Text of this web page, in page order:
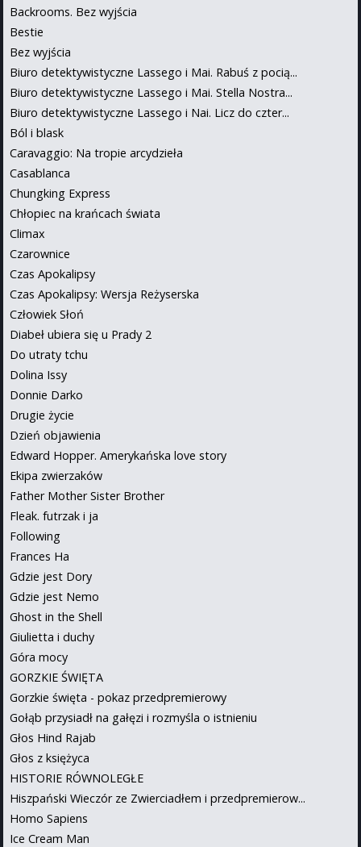
Backrooms. Bez wyjścia
Bestie
Bez wyjścia
Biuro detektywistyczne Lassego i Mai. Rabuś z pocią...
Biuro detektywistyczne Lassego i Mai. Stella Nostra...
Biuro detektywistyczne Lassego i Nai. Licz do czter...
Ból i blask
Caravaggio: Na tropie arcydzieła
Casablanca
Chungking Express
Chłopiec na krańcach świata
Climax
Czarownice
Czas Apokalipsy
Czas Apokalipsy: Wersja Reżyserska
Człowiek Słoń
Diabeł ubiera się u Prady 2
Do utraty tchu
Dolina Issy
Donnie Darko
Drugie życie
Dzień objawienia
Edward Hopper. Amerykańska love story
Ekipa zwierzaków
Father Mother Sister Brother
Fleak. futrzak i ja
Following
Frances Ha
Gdzie jest Dory
Gdzie jest Nemo
Ghost in the Shell
Giulietta i duchy
Góra mocy
GORZKIE ŚWIĘTA
Gorzkie święta - pokaz przedpremierowy
Gołąb przysiadł na gałęzi i rozmyśla o istnieniu
Głos Hind Rajab
Głos z księżyca
HISTORIE RÓWNOLEGŁE
Hiszpański Wieczór ze Zwierciadłem i przedpremierow...
Homo Sapiens
Ice Cream Man